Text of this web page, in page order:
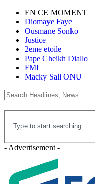
EN CE MOMENT
Diomaye Faye
Ousmane Sonko
Justice
2eme etoile
Pape Cheikh Diallo
FMI
Macky Sall ONU
- Advertisement -